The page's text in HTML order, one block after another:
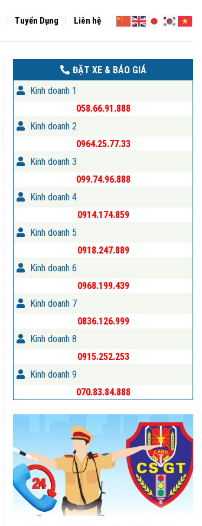
Tuyển Dụng Liên hệ
ĐẶT XE & BÁO GIÁ
Kinh doanh 1
058.66.91.888
Kinh doanh 2
0964.25.77.33
Kinh doanh 3
099.74.96.888
Kinh doanh 4
0914.174.859
Kinh doanh 5
0918.247.889
Kinh doanh 6
0968.199.439
Kinh doanh 7
0836.126.999
Kinh doanh 8
0915.252.253
Kinh doanh 9
070.83.84.888